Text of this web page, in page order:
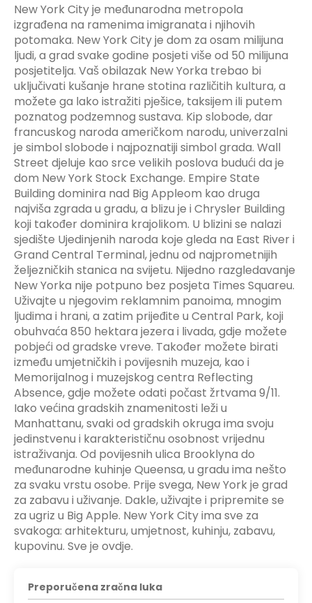
New York City je međunarodna metropola
izgrađena na ramenima imigranata i njihovih
potomaka. New York City je dom za osam milijuna
ljudi, a grad svake godine posjeti više od 50 milijuna
posjetitelja. Vaš obilazak New Yorka trebao bi
uključivati kušanje hrane stotina različitih kultura, a
možete ga lako istražiti pješice, taksijem ili putem
poznatog podzemnog sustava. Kip slobode, dar
francuskog naroda američkom narodu, univerzalni
je simbol slobode i najpoznatiji simbol grada. Wall
Street djeluje kao srce velikih poslova budući da je
dom New York Stock Exchange. Empire State
Building dominira nad Big Appleom kao druga
najviša zgrada u gradu, a blizu je i Chrysler Building
koji također dominira krajolikom. U blizini se nalazi
sjedište Ujedinjenih naroda koje gleda na East River i
Grand Central Terminal, jednu od najprometnijih
željezničkih stanica na svijetu. Nijedno razgledavanje
New Yorka nije potpuno bez posjeta Times Squareu.
Uživajte u njegovim reklamnim panoima, mnogim
ljudima i hrani, a zatim prijeđite u Central Park, koji
obuhvaća 850 hektara jezera i livada, gdje možete
pobjeći od gradske vreve. Također možete birati
između umjetničkih i povijesnih muzeja, kao i
Memorijalnog i muzejskog centra Reflecting
Absence, gdje možete odati počast žrtvama 9/11.
Iako većina gradskih znamenitosti leži u
Manhattanu, svaki od gradskih okruga ima svoju
jedinstvenu i karakterističnu osobnost vrijednu
istraživanja. Od povijesnih ulica Brooklyna do
međunarodne kuhinje Queensa, u gradu ima nešto
za svaku vrstu osobe. Prije svega, New York je grad
za zabavu i uživanje. Dakle, uživajte i pripremite se
za ugriz u Big Apple. New York City ima sve za
svakoga: arhitekturu, umjetnost, kuhinju, zabavu,
kupovinu. Sve je ovdje.
Preporučena zračna luka